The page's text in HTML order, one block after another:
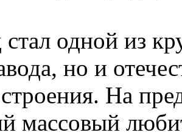
стал одной из
но и
На
массовый